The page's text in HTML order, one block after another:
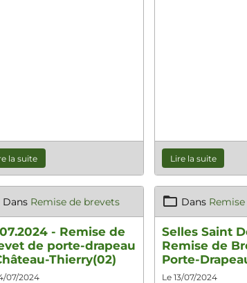
la suite Lire la suite
Dans Remise de brevets
- Remise de
de porte-drapeau
Thierry(02)
07/2024
Dans
Selles Saint
Remise de
Porte-
Le 13/07/2024